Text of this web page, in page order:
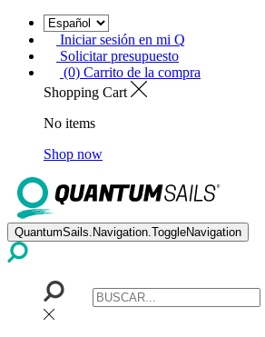
Iniciar sesión en mi Q
Solicitar presupuesto
(0) Carrito de la compra
Shopping Cart
No items
Shop now
QuantumSails.Navigation.ToggleNavigation